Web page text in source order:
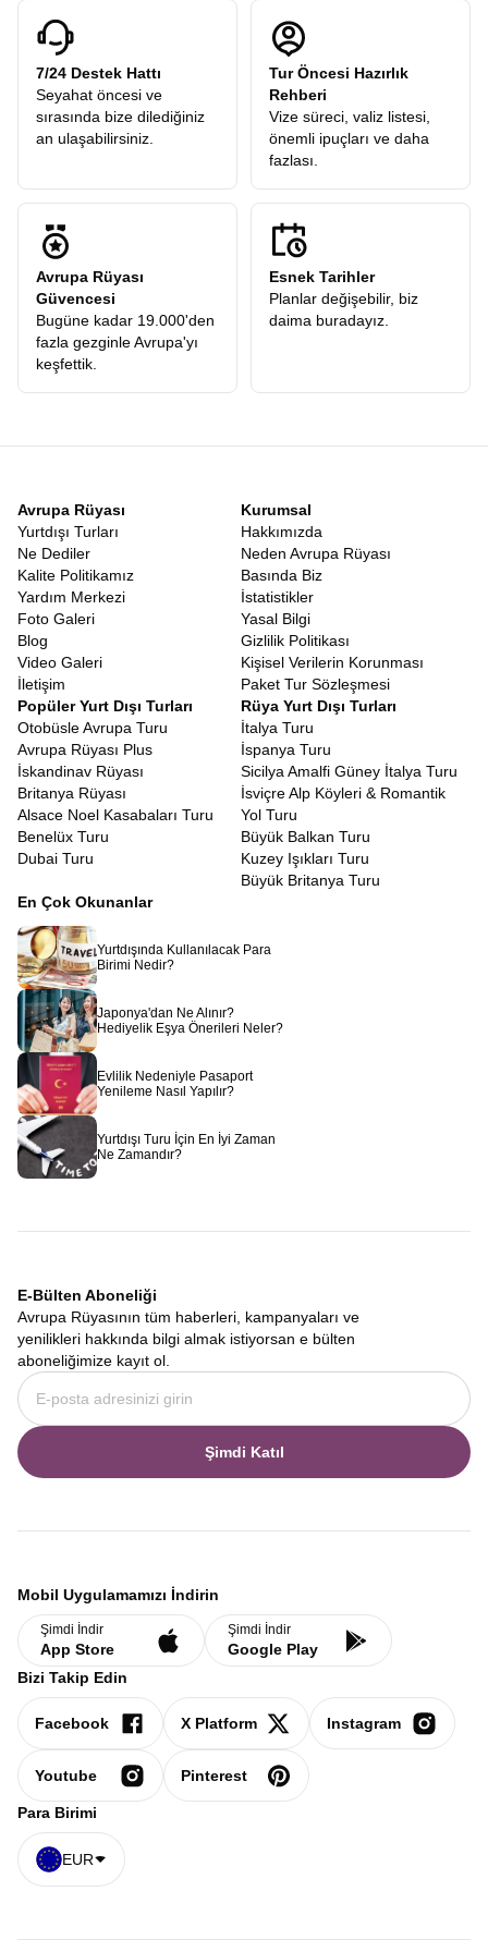
7/24 Destek Hattı
Seyahat öncesi ve
sırasında bize dilediğiniz
an ulaşabilirsiniz.
Tur Öncesi Hazırlık
Rehberi
Vize süreci, valiz listesi,
önemli ipuçları ve daha
fazlası.
Avrupa Rüyası
Güvencesi
Bugüne kadar 19.000'den
fazla gezginle Avrupa'yı
keşfettik.
Esnek Tarihler
Planlar değişebilir, biz
daima buradayız.
Avrupa Rüyası
Yurtdışı Turları
Ne Dediler
Kalite Politikamız
Yardım Merkezi
Foto Galeri
Blog
Video Galeri
İletişim
Kurumsal
Hakkımızda
Neden Avrupa Rüyası
Basında Biz
İstatistikler
Yasal Bilgi
Gizlilik Politikası
Kişisel Verilerin Korunması
Paket Tur Sözleşmesi
Popüler Yurt Dışı Turları
Otobüsle Avrupa Turu
Avrupa Rüyası Plus
İskandinav Rüyası
Britanya Rüyası
Alsace Noel Kasabaları Turu
Benelüx Turu
Dubai Turu
Rüya Yurt Dışı Turları
İtalya Turu
İspanya Turu
Sicilya Amalfi Güney İtalya Turu
İsviçre Alp Köyleri & Romantik
Yol Turu
Büyük Balkan Turu
Kuzey Işıkları Turu
Büyük Britanya Turu
En Çok Okunanlar
Yurtdışında Kullanılacak Para
Birimi Nedir?
Japonya'dan Ne Alınır?
Hediyelik Eşya Önerileri Neler?
Evlilik Nedeniyle Pasaport
Yenileme Nasıl Yapılır?
Yurtdışı Turu İçin En İyi Zaman
Ne Zamandır?
E-Bülten Aboneliği
Avrupa Rüyasının tüm haberleri, kampanyaları ve
yenilikleri hakkında bilgi almak istiyorsan e bülten
aboneliğimize kayıt ol.
Şimdi Katıl
Mobil Uygulamamızı İndirin
Şimdi İndir
App Store
Şimdi İndir
Google Play
Bizi Takip Edin
Facebook X Platform Instagram
Youtube Pinterest
Para Birimi
EUR